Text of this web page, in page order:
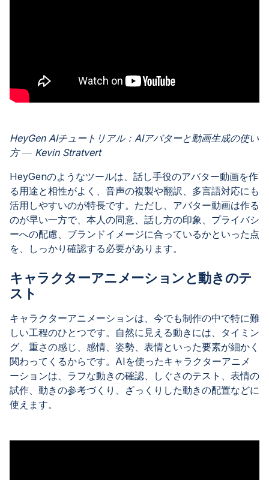
HeyGen AIチュートリアル：AIアバターと動画生成の使い
方 ― Kevin Stratvert
HeyGenのようなツールは、話し手役のアバター動画を作
る用途と相性がよく、音声の複製や翻訳、多言語対応にも
活用しやすいのが特長です。ただし、アバター動画は作る
のが早い一方で、本人の同意、話し方の印象、プライバシ
ーへの配慮、ブランドイメージに合っているかといった点
を、しっかり確認する必要があります。
キャラクターアニメーションと動きのテ
スト
キャラクターアニメーションは、今でも制作の中で特に難
しい工程のひとつです。自然に見える動きには、タイミン
グ、重さの感じ、感情、姿勢、表情といった要素が細かく
関わってくるからです。AIを使ったキャラクターアニメ
ーションは、ラフな動きの確認、しぐさのテスト、表情の
試作、動きの参考づくり、ざっくりした動きの配置などに
使えます。